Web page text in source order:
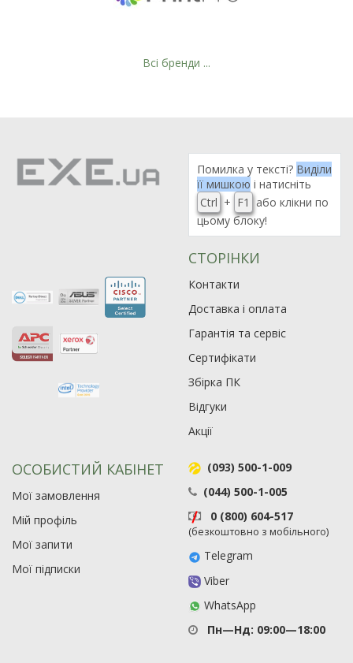
974
Всі бренди ...
Помилка у тексті? Виділи
її мишкою і натисніть
Ctrl + F1
або клікни по
цьому блоку!
СТОРІНКИ
Контакти
Доставка і оплата
Гарантія та сервіс
Сертифікати
Збірка ПК
Відгуки
Акції
ОСОБИСТИЙ КАБІНЕТ
Мої замовлення
Мій профіль
Мої запити
Мої підписки
(093) 500-1-009
(044) 500-1-005
0 (800) 604-517
(безкоштовно з мобільного)
Telegram
Viber
WhatsApp
Пн—Нд: 09:00—18:00